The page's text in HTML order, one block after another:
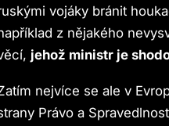
vojáky bránit
z nějakého
jehož ministr je
nejvíce se ale v
Právo a